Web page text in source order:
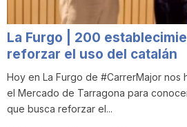
La Furgo | 200
reforzar el uso del catalán
Hoy en La Furgo de #CarrerMajor nos
el Mercado de Tarragona para
que busca reforzar el...